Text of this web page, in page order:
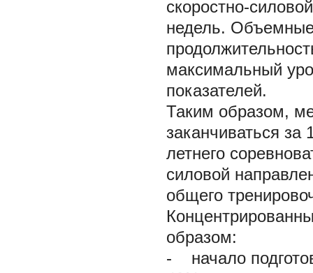
скоростно-
недель. Объемные
максимальный
показателей.
Таким образом,
заканчиваться за
летнего
силовой
общего
образом:
- начало